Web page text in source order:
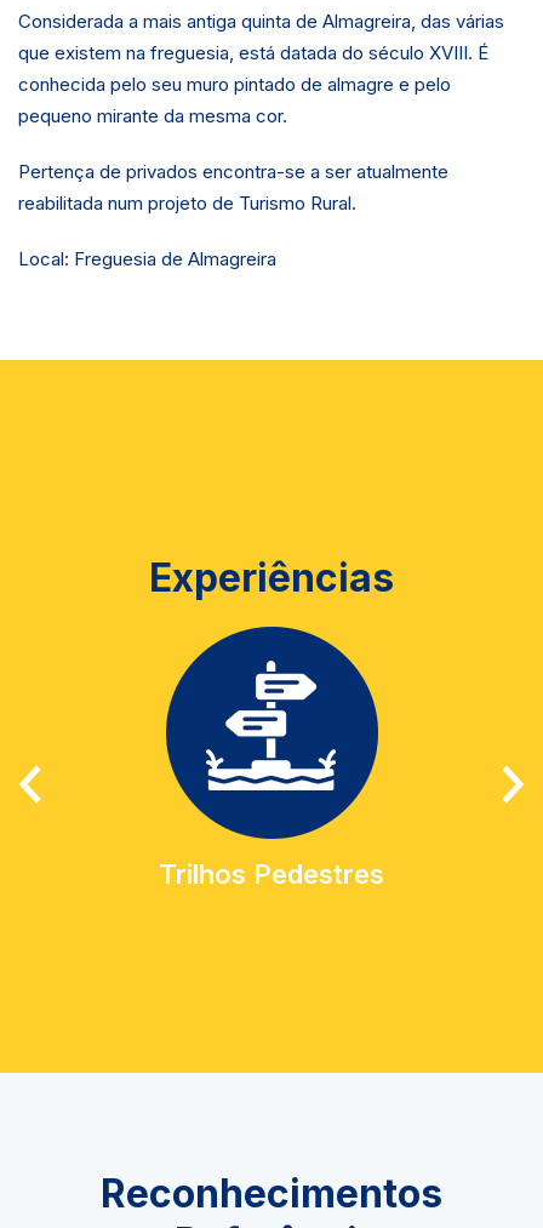
Considerada a mais antiga quinta de Almagreira, das várias
que existem na freguesia, está datada do século XVIII. É
conhecida pelo seu muro pintado de almagre e pelo
pequeno mirante da mesma cor.
Pertença de privados encontra-se a ser atualmente
reabilitada num projeto de Turismo Rural.
Local: Freguesia de Almagreira
Experiências
Trilhos Pedestres
Reconhecimentos